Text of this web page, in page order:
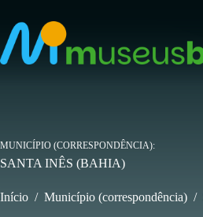
para
conteúdo
MUNICÍPIO (CORRESPONDÊNCIA)
SANTA INÊS (BAHIA)
Início / Município (correspondência) /